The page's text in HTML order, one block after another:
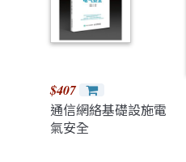
$407
通信網絡基礎設施電
氣安全